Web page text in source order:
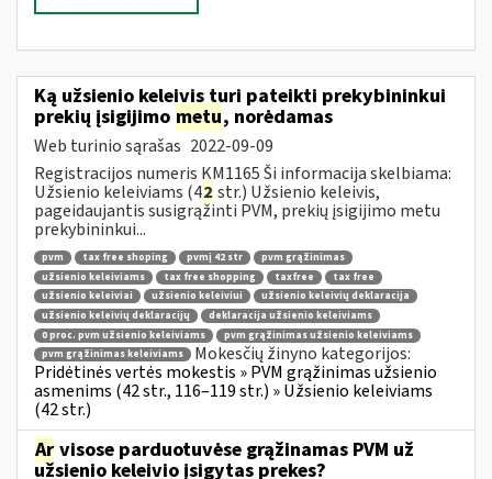
Ką užsienio keleivis turi pateikti prekybininkui
prekių įsigijimo metu, norėdamas
Web turinio sąrašas 2022-09-09
Registracijos numeris KM1165 Ši informacija skelbiama:
Užsienio keleiviams (42 str.) Užsienio keleivis,
pageidaujantis susigrąžinti PVM, prekių įsigijimo metu
prekybininkui...
pvm tax free shoping pvmį 42 str
pvm grąžinimas
užsienio keleiviams
tax free shopping taxfree
tax free
užsienio keleiviai
užsienio keleiviui
užsienio keleivių deklaracija
užsienio keleivių deklaracijų
deklaracija užsienio keleiviams
0 proc. pvm užsienio keleiviams
pvm grąžinimas užsienio keleiviams
pvm grąžinimas keleiviams
Mokesčių žinyno kategorijos:
Pridėtinės vertės mokestis » PVM grąžinimas užsienio
asmenims (42 str., 116–119 str.) » Užsienio keleiviams
(42 str.)
Ar visose parduotuvėse grąžinamas PVM už
užsienio keleivio įsigytas prekes?